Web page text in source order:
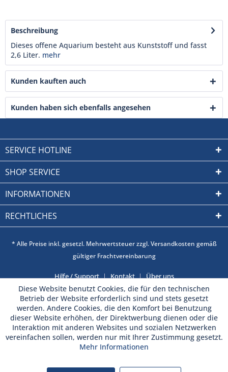
Beschreibung
Dieses offene Aquarium besteht aus Kunststoff und fasst
2,6 Liter. mehr
Kunden kauften auch
Kunden haben sich ebenfalls angesehen
SERVICE HOTLINE
SHOP SERVICE
INFORMATIONEN
RECHTLICHES
* Alle Preise inkl. gesetzl. Mehrwertsteuer zzgl. Versandkosten gemäß
gültiger Frachtvereinbarung
Hilfe / Support Kontakt Über uns
Diese Website benutzt Cookies, die für den technischen
Betrieb der Website erforderlich sind und stets gesetzt
werden. Andere Cookies, die den Komfort bei Benutzung
dieser Website erhöhen, der Direktwerbung dienen oder die
Interaktion mit anderen Websites und sozialen Netzwerken
vereinfachen sollen, werden nur mit Ihrer Zustimmung gesetzt.
Mehr Informationen